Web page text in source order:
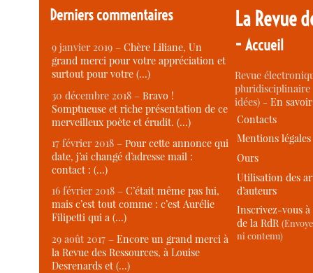
Derniers commentaires
9 janvier 2019 –Chère Liliane, Un
grand merci pour votre appréciation et
surtout pour votre (…)
30 décembre 2018 –Bravo !
Somptueuse et riche présentation de ce
merveilleux poète et érudit. (…)
17 février 2018 –Pour cette annonce qui
date, j’ai changé d’adresse mail :
contact : (…)
16 février 2018 –C’était même pas lui,
mais c’est tout comme : c’est Aurélie
Filipetti qui a (…)
29 août 2017 –Encore un grand merci à
la Revue des Ressources, à Louise
Desrenards et (…)
La Revue
-Accueil
Revue
idées) -En
Contacts
Mentions légales
Ours
Utilisation des
d’auteurs
Inscrivez-vous
de la RdR
ni contenu)